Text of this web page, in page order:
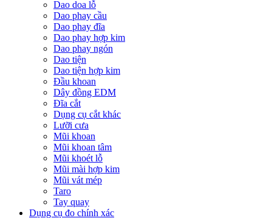
Dao doa lỗ
Dao phay cầu
Dao phay đĩa
Dao phay hợp kim
Dao phay ngón
Dao tiện
Dao tiện hợp kim
Đầu khoan
Dây đồng EDM
Đĩa cắt
Dụng cụ cắt khác
Lưỡi cưa
Mũi khoan
Mũi khoan tâm
Mũi khoét lỗ
Mũi mài hợp kim
Mũi vát mép
Taro
Tay quay
Dụng cụ đo chính xác